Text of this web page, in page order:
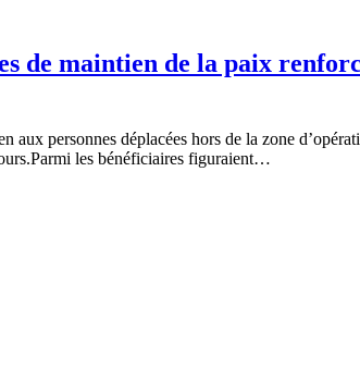
de maintien de la paix
personnes déplacées hors de la zone
les bénéficiaires figuraient…